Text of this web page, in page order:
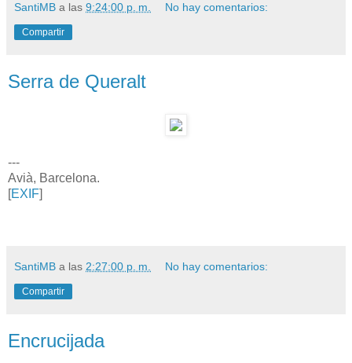
SantiMB a las 9:24:00 p. m. No hay comentarios:
Compartir
Serra de Queralt
---
Avià, Barcelona.
[EXIF]
SantiMB a las 2:27:00 p. m. No hay comentarios:
Compartir
Encrucijada